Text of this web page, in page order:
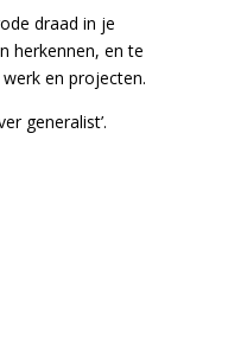
draad in je
herkennen, en te
en projecten.
generalist’.